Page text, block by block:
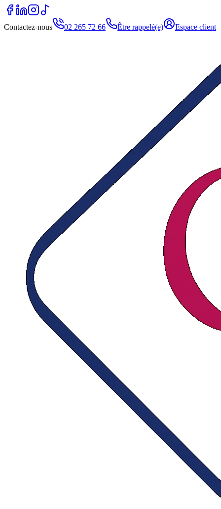
Contactez-nous 02 265 72 66 Être rappelé(e) Espace client